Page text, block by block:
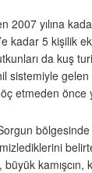
2007 yılına
kadar 5
da kuş
sistemiyle
etmeden önce
bölgesinde